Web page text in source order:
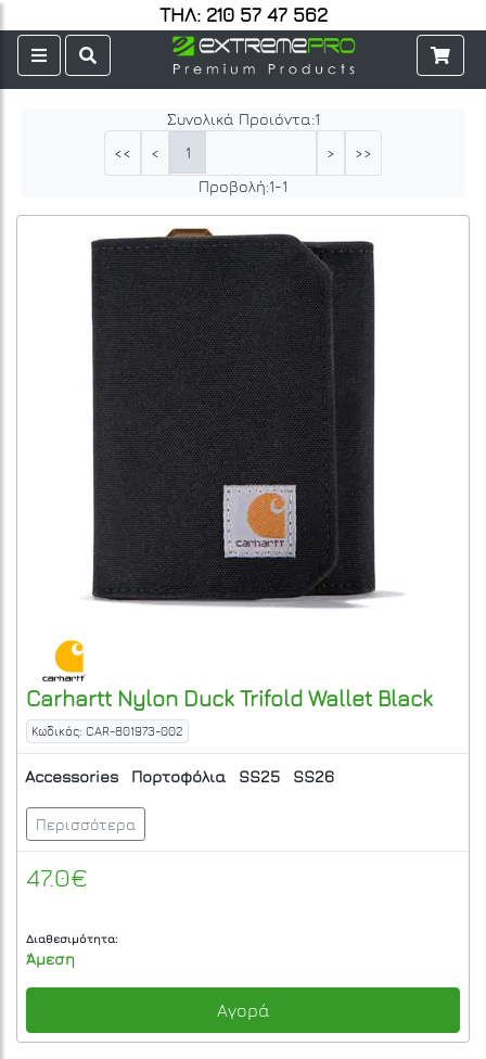
ΤΗΛ: 210 57 47 562
Συνολικά Προιόντα:1
<<
< 1 >
>>
Προβολή:1-1
Carhartt Nylon Duck Trifold Wallet Black
Κωδικός: CAR-801973-002
Accessories Πορτοφόλια SS25 SS26
Περισσότερα
47.0€
Διαθεσιμότητα:
Άμεση
Αγορά